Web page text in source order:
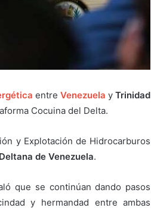
entre Venezuela y Trinidad
Cocuina del Delta.
y Explotación de Hidrocarburos
de Venezuela.
que se continúan dando pasos
y hermandad entre ambas